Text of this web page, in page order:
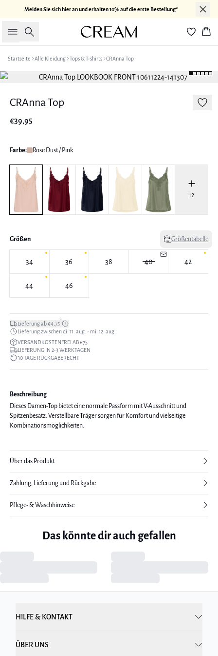
Melden Sie sich hier an und erhalten 10% auf die erste Bestellung*
Suche
Startseite Alle Kleidung Tops & T-shirts CRAnna Top
CRAnna Top
€39,95
Farbe: Rose Dust / Pink
12
Größen Größentabelle
34 36 38 40 42
44 46
Lieferung ab €4,75*
Lieferung zwischen di. 11. aug. - mi. 12. aug.
VERSANDKOSTENFREI AB €75
LIEFERUNG IN 2-3 WERKTAGEN
30 TAGE RÜCKGABERECHT
Beschreibung
Dieses Damen-Top bietet eine normale Passform mit V-Ausschnitt und
Spitzenbesatz. Verstellbare Träger sorgen für Komfort und vielseitige
Kombinationsmöglichkeiten.
Über das Produkt
Zahlung, Lieferung und Rückgabe
Pflege- & Waschhinweise
Das könnte dir auch gefallen
HILFE & KONTAKT
ÜBER UNS